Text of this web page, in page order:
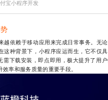
宝小程序开发
越依赖于移动应用来完成日常事务。无
这种背景下，小程序应运而生，它不仅
需下载安装，即点即用，极大提升了用
率和服务质量的重要手段。